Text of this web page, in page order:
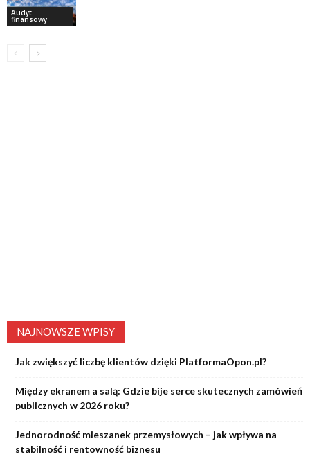
Audyt
finansowy
NAJNOWSZE WPISY
Jak zwiększyć liczbę klientów dzięki PlatformaOpon.pl?
Między ekranem a salą: Gdzie bije serce skutecznych zamówień
publicznych w 2026 roku?
Jednorodność mieszanek przemysłowych – jak wpływa na
stabilność i rentowność biznesu